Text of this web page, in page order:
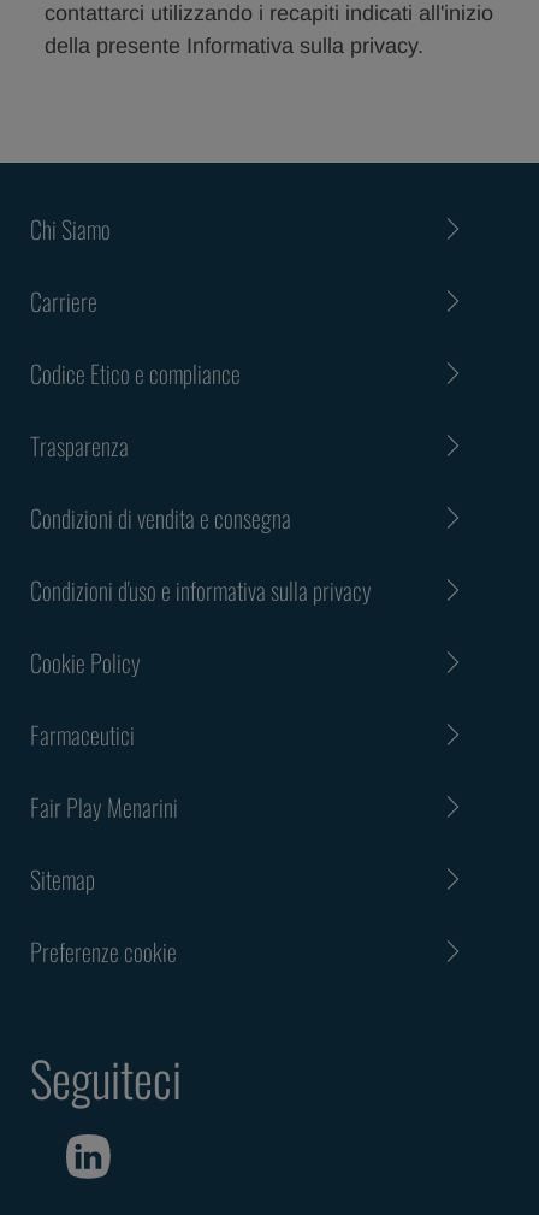
contattarci utilizzando i recapiti indicati all'inizio
della presente Informativa sulla privacy.
Chi Siamo
Carriere
Codice Etico e compliance
Trasparenza
Condizioni di vendita e consegna
Condizioni d'uso e informativa sulla privacy
Cookie Policy
Farmaceutici
Fair Play Menarini
Sitemap
Preferenze cookie
Seguiteci